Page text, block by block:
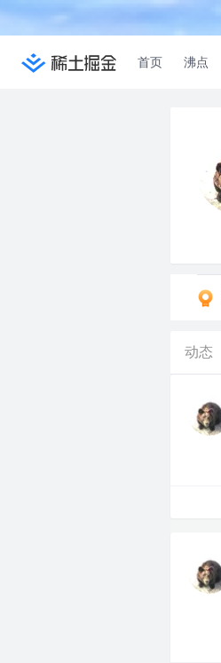
首页 沸点
动态